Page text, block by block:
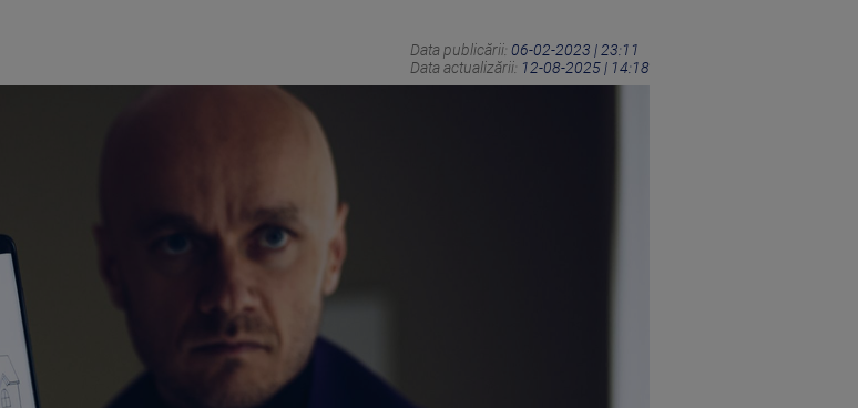
Data publicării: 06-02-2023 | 23:11
Data actualizării: 12-08-2025 | 14:18